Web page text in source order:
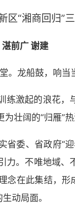
“湘商回归”
前广 谢建
。龙船鼓，响当
练激起的浪花
壮阔的“归雁”
省委、省政府“
力。不唯地域
念在此集结，
动局面。